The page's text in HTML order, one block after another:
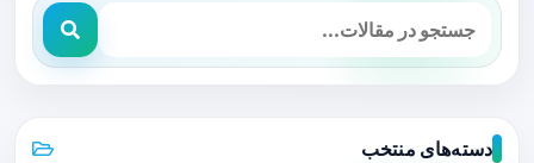
دسته‌های منتخب